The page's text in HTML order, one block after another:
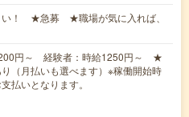
い！ ★急募 ★職場が気に入れば、
円～ 経験者：時給1250円～ ★
（月払いも選べます）※稼働開始時
払いとなります。